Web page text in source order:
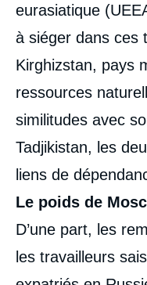
eurasiatique
à siéger dans ces
Kirghizstan, pays
ressources
similitudes avec
Tadjikistan, les
liens de
Le poids de
D’une part, les
les travailleurs